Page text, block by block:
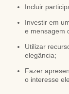
Incluir
Investir em uma narrativa envolvente para conectar mágica
e mensagem
Utilizar recursos que causem surpresa sem perder a
elegância;
Fazer apresentações em diferentes momentos para manter
o interesse